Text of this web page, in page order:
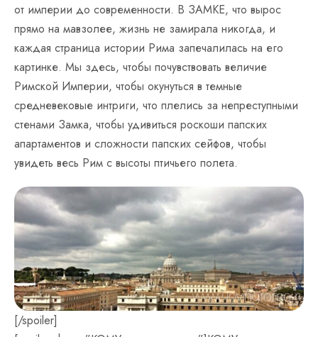
от империи до современности. В ЗАМКЕ, что вырос
прямо на мавзолее, жизнь не замирала никогда, и
каждая страница истории Рима запечалилась на его
картинке. Мы здесь, чтобы почувствовать величие
Римской Империи, чтобы окунуться в темные
средневековые интриги, что плелись за непреступными
стенами Замка, чтобы удивиться роскоши папских
апартаментов и сложности папских сейфов, чтобы
увидеть весь Рим с высоты птичьего полета.
[/spoiler]